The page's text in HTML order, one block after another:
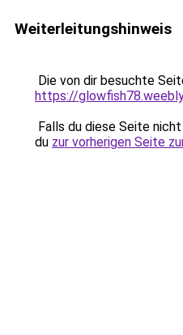
Weiterleitungshinweis
Die von dir besuchte
https://
Falls du diese Seite
du zur vorherigen Seite